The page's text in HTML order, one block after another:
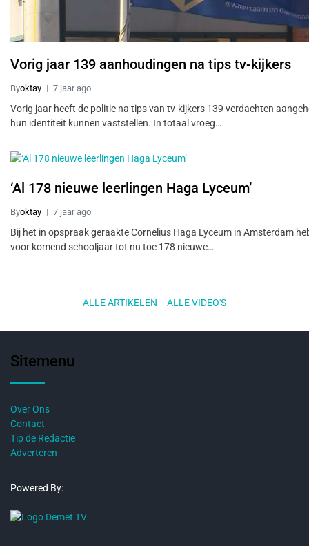
Vorig jaar 139 aanhoudingen na tips tv-kijkers
Byoktay 7 jaar ago
Vorig jaar heeft de politie na tips van tv-kijkers 139 verdachten
hun identiteit kunnen vaststellen. In totaal vroeg…
‘Al 178 nieuwe leerlingen Haga Lyceum’
Byoktay 7 jaar ago
Bij het in opspraak geraakte Cornelius Haga Lyceum in Amsterdam
voor komend schooljaar tot nu toe 178 nieuwe…
ALLE ARTIKELEN ALLE VIDEO'S
Sitemenu
Over Ons
Contact
Tip de Redactie
Adverteren
Powered By: